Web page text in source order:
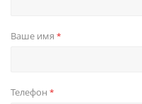
Ваше имя *
Телефон *